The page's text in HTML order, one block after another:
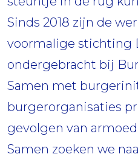
Sinds 2018 zijn de
voormalige stichting
ondergebracht bij
Samen met
burgerorganisaties
gevolgen van
Samen zoeken we